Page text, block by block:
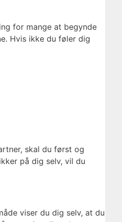
for mange at begynde
Hvis ikke du føler dig
skal du først og
på dig selv, vil du
viser du dig selv, at du